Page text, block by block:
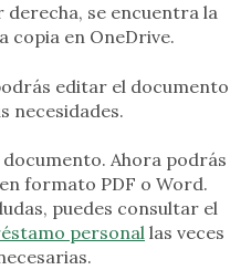
se encuentra la
copia en OneDrive.
editar el documento
necesidades.
Ahora podrás
formato PDF o Word.
puedes consultar el
personal las veces